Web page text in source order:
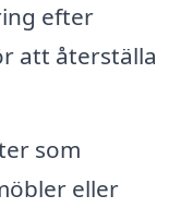
efter
att återställa
som
eller